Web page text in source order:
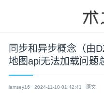
同步和异步概念（由
地图api无法加载问题
lamsey16 2024-11-10 01:42:41 原文